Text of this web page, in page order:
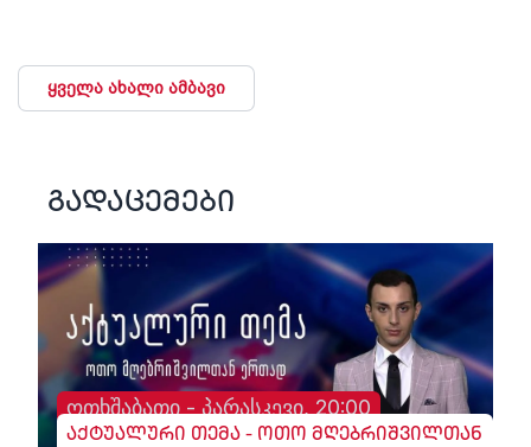
ყველა ახალი ამბავი
გადაცემები
ოთხშაბათი - პარასკევი, 20:00
აქტუალური თემა - ოთო მღებრიშვილთან